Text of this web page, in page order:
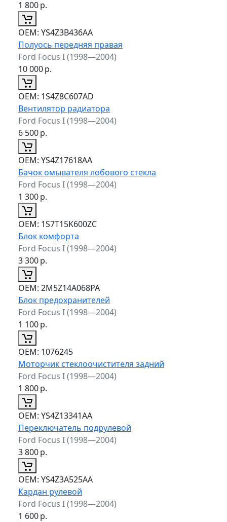
1 800р.
ОЕМ: YS4Z3B436AA
Полуось передняя правая
Ford Focus I (1998—2004)
10 000р.
ОЕМ: 1S4Z8C607AD
Вентилятор радиатора
Ford Focus I (1998—2004)
6 500р.
ОЕМ: YS4Z17618AA
Бачок омывателя лобового стекла
Ford Focus I (1998—2004)
1 300р.
ОЕМ: 1S7T15K600ZC
Блок комфорта
Ford Focus I (1998—2004)
3 300р.
ОЕМ: 2M5Z14A068PA
Блок предохранителей
Ford Focus I (1998—2004)
1 100р.
ОЕМ: 1076245
Моторчик стеклоочистителя задний
Ford Focus I (1998—2004)
1 800р.
ОЕМ: YS4Z13341AA
Переключатель подрулевой
Ford Focus I (1998—2004)
3 800р.
ОЕМ: YS4Z3A525AA
Кардан рулевой
Ford Focus I (1998—2004)
1 600р.